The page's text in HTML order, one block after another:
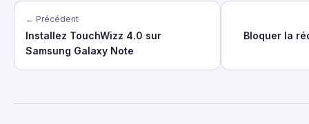
← Précédent
Installez TouchWizz 4.0 sur
Samsung Galaxy Note
Bloquer la